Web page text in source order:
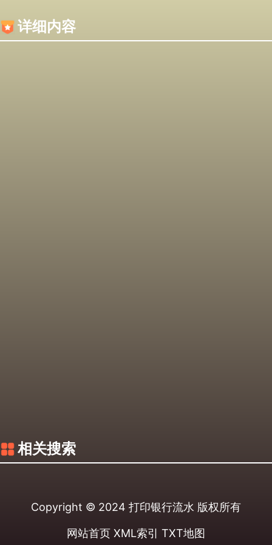
详细内容
相关搜索
Copyright © 2024 打印银行流水 版权所有
网站首页 XML索引 TXT地图